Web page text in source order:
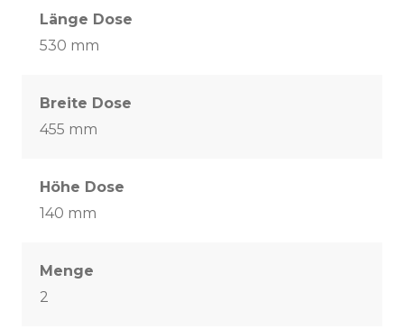
Länge Dose
530 mm
Breite Dose
455 mm
Höhe Dose
140 mm
Menge
2